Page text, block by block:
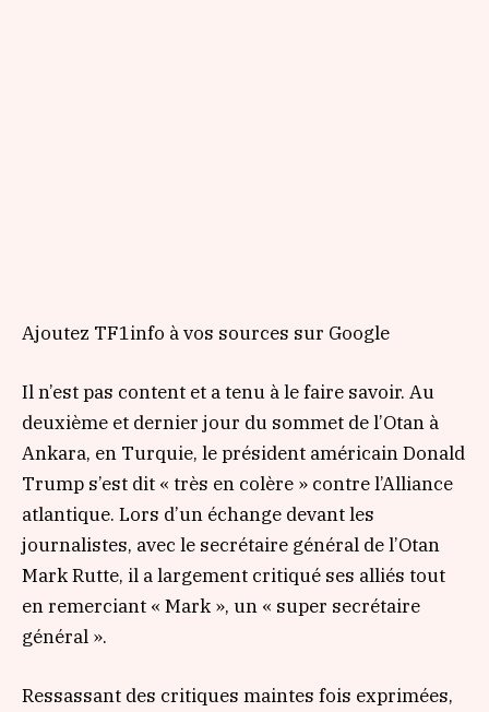
Ajoutez TF1info à vos sources sur Google
Il n’est pas content et a tenu à le faire savoir. Au
deuxième et dernier jour du sommet de l’Otan à
Ankara, en Turquie, le président américain Donald
Trump s’est dit « très en colère » contre l’Alliance
atlantique. Lors d’un échange devant les
journalistes, avec le secrétaire général de l’Otan
Mark Rutte, il a largement critiqué ses alliés tout
en remerciant « Mark », un « super secrétaire
général ».
Ressassant des critiques maintes fois exprimées,